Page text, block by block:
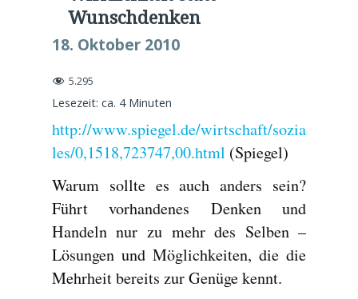
Wunschdenken
18. Oktober 2010
5.295
Lesezeit: ca. 4 Minuten
http://www.spiegel.de/wirtschaft/sozia
les/0,1518,723747,00.html (Spiegel)
Warum sollte es auch anders sein?
Führt vorhandenes Denken und
Handeln nur zu mehr des Selben –
Lösungen und Möglichkeiten, die die
Mehrheit bereits zur Genüge kennt.